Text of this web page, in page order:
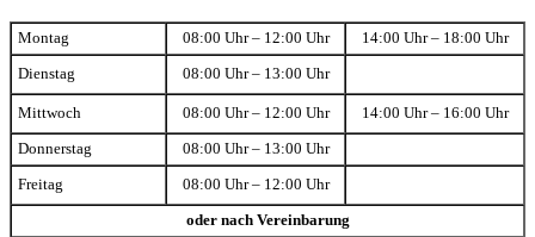
Montag 08:00 Uhr – 12:00 Uhr 14:00 Uhr – 18:00 Uhr
Dienstag 08:00 Uhr – 13:00 Uhr
Mittwoch 08:00 Uhr – 12:00 Uhr 14:00 Uhr – 16:00 Uhr
Donnerstag 08:00 Uhr – 13:00 Uhr
Freitag 08:00 Uhr – 12:00 Uhr
oder nach Vereinbarung